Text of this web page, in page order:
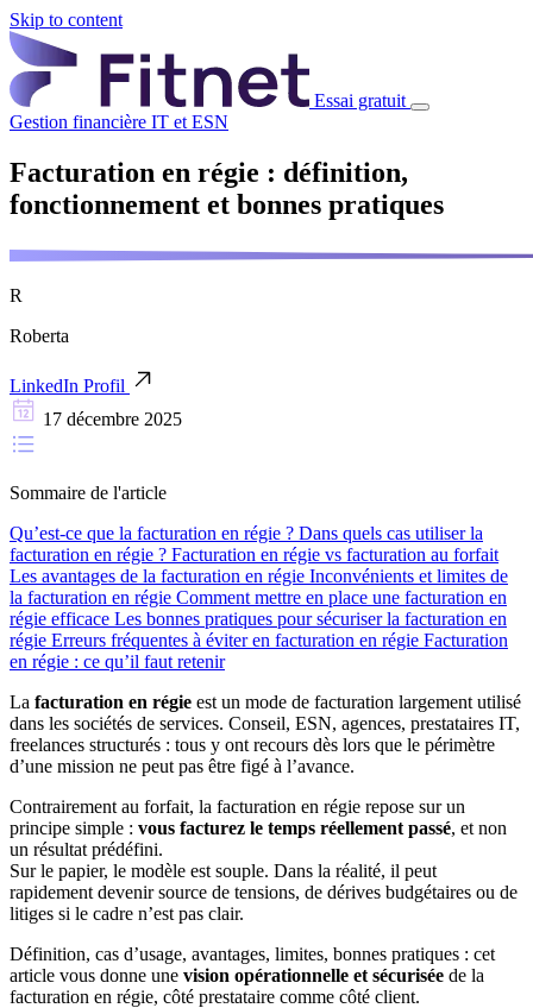
Skip to content
Essai gratuit
Gestion financière IT et ESN
Facturation en régie : définition,
fonctionnement et bonnes pratiques
R
Roberta
LinkedIn Profil
17 décembre 2025
Sommaire de l'article
Qu’est-ce que la facturation en régie ? Dans quels cas utiliser la
facturation en régie ? Facturation en régie vs facturation au forfait
Les avantages de la facturation en régie Inconvénients et limites de
la facturation en régie Comment mettre en place une facturation en
régie efficace Les bonnes pratiques pour sécuriser la facturation en
régie Erreurs fréquentes à éviter en facturation en régie Facturation
en régie : ce qu’il faut retenir
La facturation en régie est un mode de facturation largement utilisé
dans les sociétés de services. Conseil, ESN, agences, prestataires IT,
freelances structurés : tous y ont recours dès lors que le périmètre
d’une mission ne peut pas être figé à l’avance.
Contrairement au forfait, la facturation en régie repose sur un
principe simple : vous facturez le temps réellement passé, et non
un résultat prédéfini.
Sur le papier, le modèle est souple. Dans la réalité, il peut
rapidement devenir source de tensions, de dérives budgétaires ou de
litiges si le cadre n’est pas clair.
Définition, cas d’usage, avantages, limites, bonnes pratiques : cet
article vous donne une vision opérationnelle et sécurisée de la
facturation en régie, côté prestataire comme côté client.